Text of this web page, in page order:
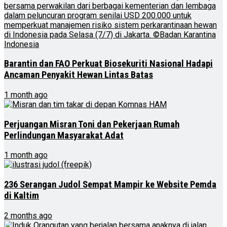
Barantin dan FAO Perkuat Biosekuriti Nasional Hadapi
Ancaman Penyakit Hewan Lintas Batas
1 month ago
Perjuangan Misran Toni dan Pekerjaan Rumah
Perlindungan Masyarakat Adat
1 month ago
236 Serangan Judol Sempat Mampir ke Website Pemda
di Kaltim
2 months ago